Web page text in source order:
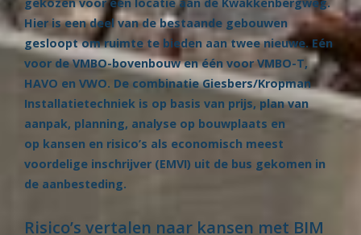
Hier is een deel van de bestaande gebouwen
gesloopt om ruimte te bieden aan twee nieuwe. Eén
voor de VMBO-bovenbouw en één voor VMBO-T,
HAVO en VWO. De combinatie Giesbers/Kropman
Installatietechniek is op basis van prijs, plan van
aanpak, planning, analyse op bouwplaats en
op kansen en risico’s als economisch meest
voordelige inschrijver (EMVI) uit de bus gekomen in
de aanbesteding.
Risico’s vertalen naar kansen met BIM